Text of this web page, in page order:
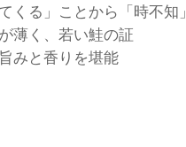
くる」ことから「時不知」
薄く、若い鮭の証
みと香りを堪能